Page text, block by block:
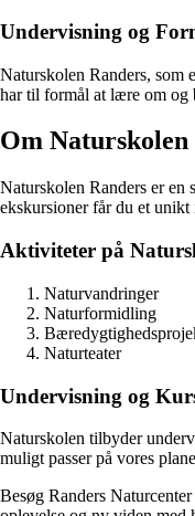
Undervisning og
Naturskolen Randers, som
har til formål at lære om og
Om Naturskolen
Naturskolen Randers er
ekskursioner får du et
Aktiviteter på
Naturvandringer
Naturformidling
Naturteater
Undervisning og
Naturskolen tilbyder
muligt passer på vores
Besøg Randers